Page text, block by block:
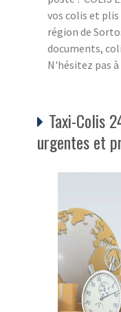
vos colis et
région de
documents,
N'hésitez pas à
Taxi-Colis
urgentes et